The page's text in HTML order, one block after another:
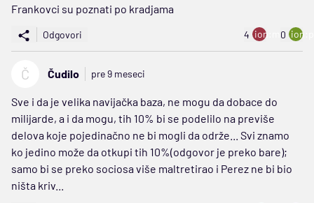
Frankovci su poznati po kradjama
Odgovori 4 ion:minus
0
Č Čudilo pre 9 meseci
Sve i da je velika navijačka baza, ne mogu da dobace do
milijarde, a i da mogu, tih 10% bi se podelilo na previše
delova koje pojedinačno ne bi mogli da održe... Svi znamo
ko jedino može da otkupi tih 10%(odgovor je preko bare);
samo bi se preko sociosa više maltretirao i Perez ne bi bio
ništa kriv...